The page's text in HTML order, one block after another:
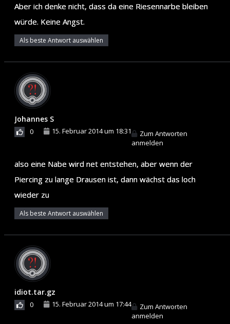
Aber ich denke nicht, dass da eine Riesennarbe bleiben
würde. Keine Angst.
Als beste Antwort auswählen
Johannes S
0 15. Februar 2014 um 18:31
Zum Antworten
anmelden
also eine Nabe wird net entstehen, aber wenn der
Piercing zu lange Drausen ist, dann wächst das loch
wieder zu
Als beste Antwort auswählen
idiot.tar.gz
0 15. Februar 2014 um 17:44
Zum Antworten
anmelden